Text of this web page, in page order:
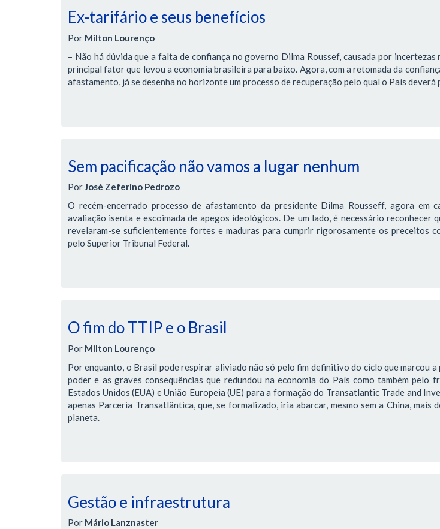
Ex-tarifário e seus benefícios
Por Milton Lourenço
– Não há dúvida que a falta de confiança no governo Dilma Roussef, causada por
principal fator que levou a economia brasileira para baixo. Agora, com a retomada da
afastamento, já se desenha no horizonte um processo de recuperação pelo qual o País deverá
Sem pacificação não vamos a lugar nenhum
PorJosé Zeferino Pedrozo
O recém-encerrado processo de afastamento da presidente Dilma Rousseff, agora em
avaliação isenta e escoimada de apegos ideológicos. De um lado, é necessário reconhecer
revelaram-se suficientemente fortes e maduras para cumprir rigorosamente os preceitos
pelo Superior Tribunal Federal.
O fim do TTIP e o Brasil
Por Milton Lourenço
Por enquanto, o Brasil pode respirar aliviado não só pelo fim definitivo do ciclo que marcou a
poder e as graves consequências que redundou na economia do País como também pelo
Estados Unidos (EUA) e União Europeia (UE) para a formação do Transatlantic Trade and
apenas Parceria Transatlântica, que, se formalizado, iria abarcar, mesmo sem a China, mais
planeta.
Gestão e infraestrutura
Por Mário Lanznaster